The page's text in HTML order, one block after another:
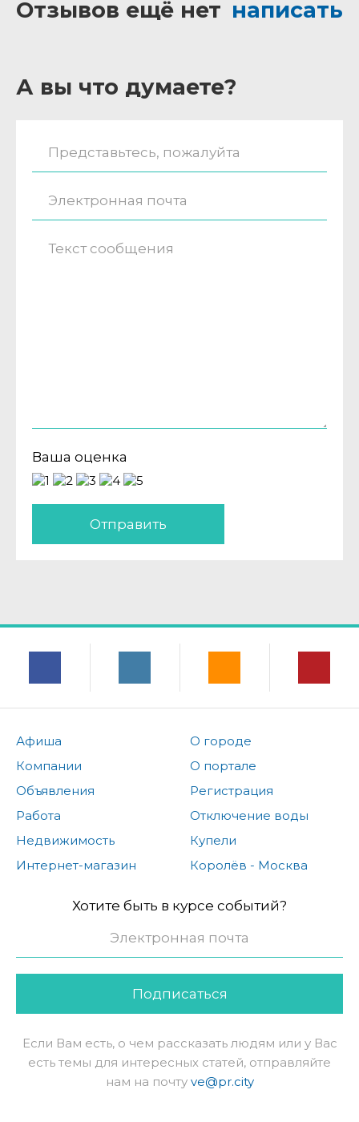
Отзывов ещё нет написать
А вы что думаете?
Ваша оценка
Отправить
Афиша
Компании
Объявления
Работа
Недвижимость
Интернет-магазин
О городе
О портале
Регистрация
Отключение воды
Купели
Королёв - Москва
Хотите быть в курсе событий?
Подписаться
Если Вам есть, о чем рассказать людям или у Вас
есть темы для интересных статей, отправляйте
нам на почту ve@pr.city